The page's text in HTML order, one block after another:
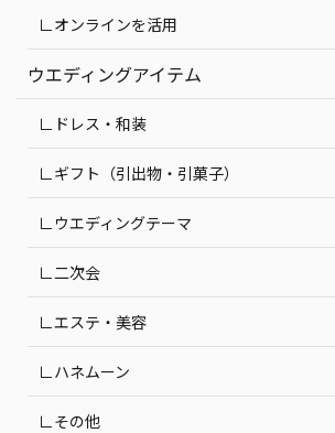
∟オンラインを活用
ウエディングアイテム
∟ドレス・和装
∟ギフト（引出物・引菓子）
∟ウエディングテーマ
∟二次会
∟エステ・美容
∟ハネムーン
∟その他